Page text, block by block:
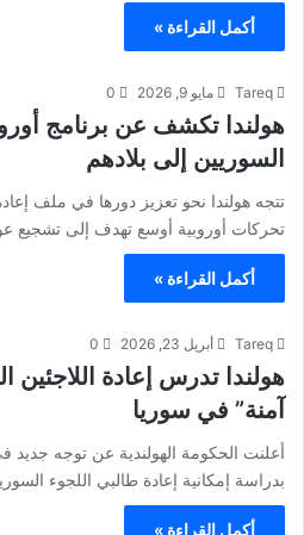
أكمل القراءة »
Tareq مايو 9, 2026 0
هولندا تكشف عن برنامج
السوريين إلى بلادهم
تتجه هولندا نحو تعزيز دورها في ملف
تحركات أوروبية أوسع تهدف إلى تشجيع
أكمل القراءة »
Tareq أبريل 23, 2026 0
هولندا تدرس إعادة
آمنة” في سوريا
أعلنت الحكومة الهولندية عن توجه
بدراسة إمكانية إعادة طالبي اللجوء
أكمل القراءة »